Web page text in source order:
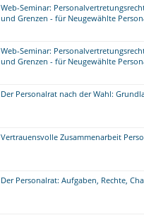
Web-Seminar:
und Grenzen - für Neugewählte
Web-Seminar:
und Grenzen - für Neugewählte
Der Personalrat nach der Wahl:
Vertrauensvolle Zusammenarbeit
Der Personalrat: Aufgaben, Rechte,